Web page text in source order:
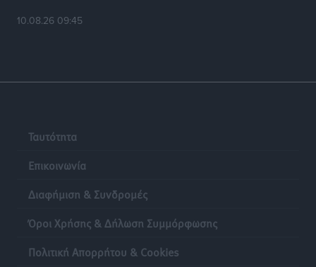
10.08.26 09:45
Ταυτότητα
Επικοινωνία
Διαφήμιση & Συνδρομές
Όροι Χρήσης & Δήλωση Συμμόρφωσης
Πολιτική Απορρήτου & Cookies